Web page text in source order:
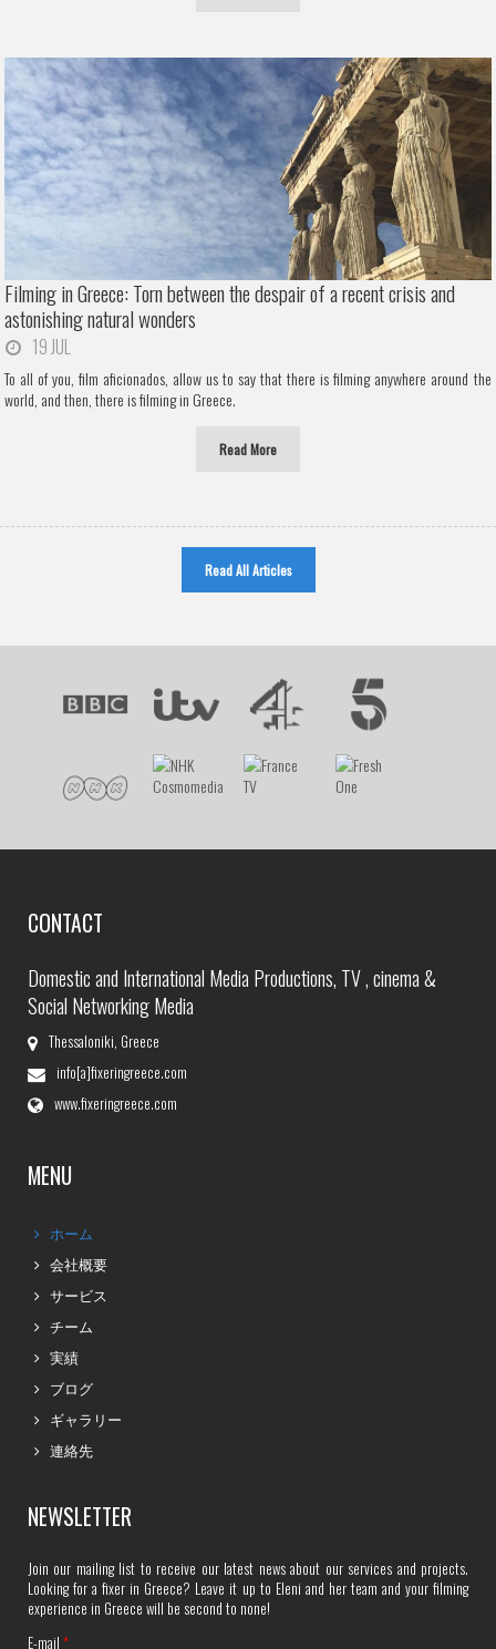
Filming in Greece: Torn between the despair of a recent crisis and
astonishing natural wonders
19 JUL
To all of you, film aficionados, allow us to say that there is filming anywhere around the
world, and then, there is filming in Greece.
Read More
Read All Articles
CONTACT
Domestic and International Media Productions, TV , cinema &
Social Networking Media
Thessaloniki, Greece
info[a]fixeringreece.com
www.fixeringreece.com
MENU
ホーム
会社概要
サービス
チーム
実績
ブログ
ギャラリー
連絡先
NEWSLETTER
Join our mailing list to receive our latest news about our services and projects.
Looking for a fixer in Greece? Leave it up to Eleni and her team and your filming
experience in Greece will be second to none!
E-mail *